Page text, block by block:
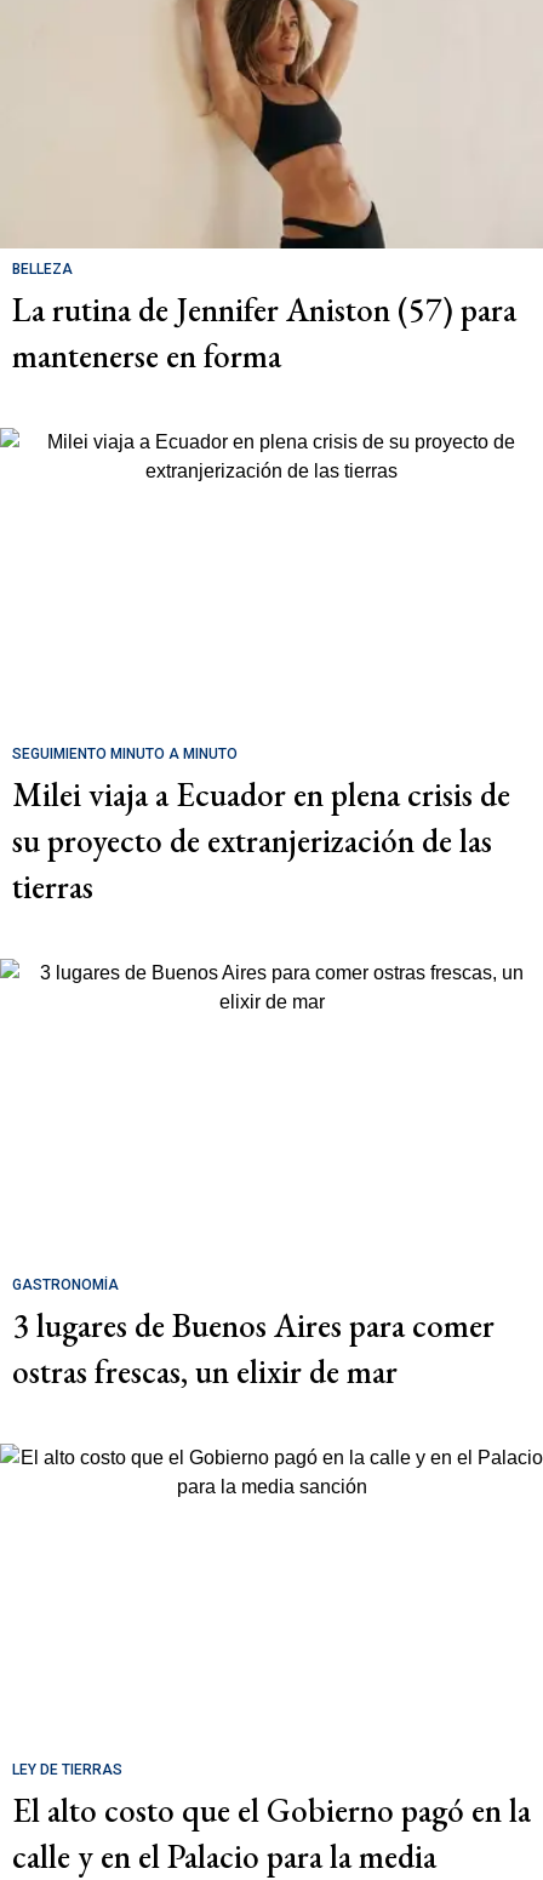
BELLEZA
La rutina de Jennifer Aniston (57) para
mantenerse en forma
SEGUIMIENTO MINUTO A MINUTO
Milei viaja a Ecuador en plena crisis de
su proyecto de extranjerización de las
tierras
GASTRONOMÍA
3 lugares de Buenos Aires para comer
ostras frescas, un elixir de mar
LEY DE TIERRAS
El alto costo que el Gobierno pagó en la
calle y en el Palacio para la media